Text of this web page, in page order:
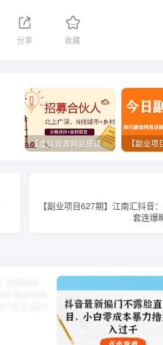
分享 收藏
【虚拟资源网站搭建服务】加盟本站系统，做一个和本站一样的独立网站，躺赚的项目
【副业项目627期】江南汇抖音
套连爆